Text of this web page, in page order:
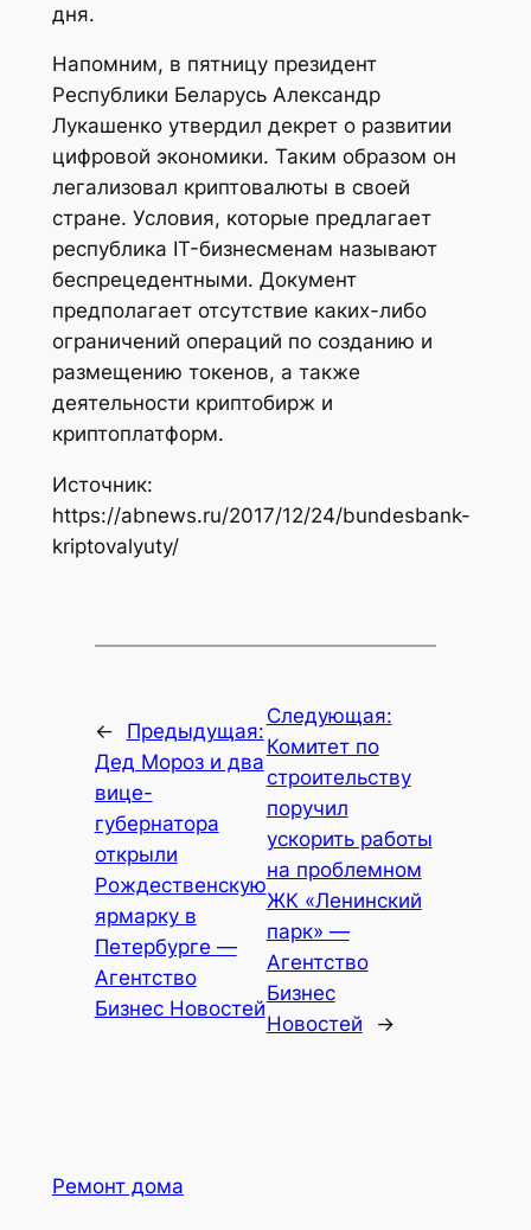
дня.
Напомним, в пятницу президент
Республики Беларусь Александр
Лукашенко утвердил декрет о развитии
цифровой экономики. Таким образом он
легализовал криптовалюты в своей
стране. Условия, которые предлагает
республика IT-бизнесменам называют
беспрецедентными. Документ
предполагает отсутствие каких-либо
ограничений операций по созданию и
размещению токенов, а также
деятельности криптобирж и
криптоплатформ.
Источник:
https://abnews.ru/2017/12/24/bundesbank-
kriptovalyuty/
←
Предыдущая:
Дед Мороз и два
вице-
губернатора
открыли
Рождественскую
ярмарку в
Петербурге —
Агентство
Бизнес Новостей
Следующая:
Комитет по
строительству
поручил
ускорить работы
на проблемном
ЖК «Ленинский
парк» —
Агентство
Бизнес
Новостей
→
Ремонт дома